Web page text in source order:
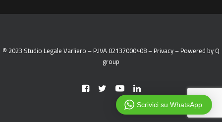
© 2023 Studio Legale Varliero – P.IVA 02137000408 –Privacy– Powered byQ
group
Scrivici su WhatsApp